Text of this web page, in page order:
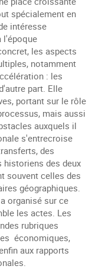
spécialement en
intéresse
l'époque
les aspects
notamment
: les
part. Elle
portant sur le rôle
mais aussi
auxquels il
s'entrecroise
des
historiens des deux
souvent celles des
géographiques.
organisé sur ce
les actes. Les
rubriques
économiques,
aux rapports